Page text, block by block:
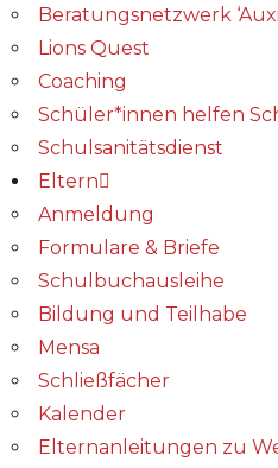
Beratungsnetzwerk
Lions Quest
Coaching
Schüler*innen helfen
Schulsanitätsdienst
Eltern
Anmeldung
Formulare & Briefe
Schulbuchausleihe
Bildung und Teilhabe
Mensa
Schließfächer
Kalender
Elternanleitungen zu